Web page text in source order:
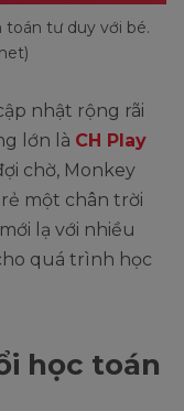
tư duy với bé.
nhật rộng rãi
lớn là CH Play
chờ, Monkey
một chân trời
lạ với nhiều
quá trình học
học toán